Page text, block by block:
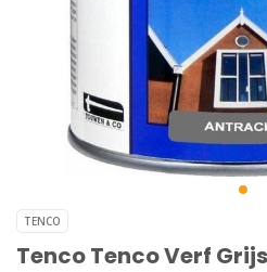
TENCO
Tenco Tenco Verf